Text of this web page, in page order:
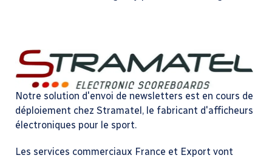
Notre solution d'envoi de newsletters est en cours de
déploiement chez Stramatel, le fabricant d'afficheurs
électroniques pour le sport.
Les services commerciaux France et Export vont